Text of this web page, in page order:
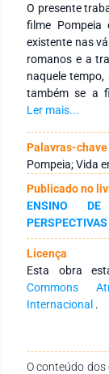
O presente
filme Pompeia
existente nas
romanos e a
naquele
também se a
realidade
descrito em
vista do
permitiu a
concluiu que
da ciência.
Ler mais...
Palavras-chave
Pompeia; Vida
Publicado no
ENSINO DE
Licença
Esta obra
Commons
Internacional .
O conteúdo